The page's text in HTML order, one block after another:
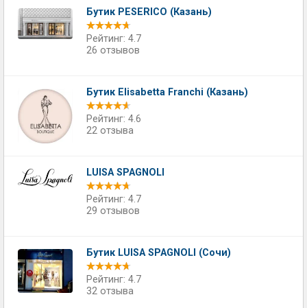
Бутик PESERICO (Казань)
Рейтинг: 4.7
26 отзывов
Бутик Elisabetta Franсhi (Казань)
Рейтинг: 4.6
22 отзыва
LUISA SPAGNOLI
Рейтинг: 4.7
29 отзывов
Бутик LUISA SPAGNOLI (Сочи)
Рейтинг: 4.7
32 отзыва